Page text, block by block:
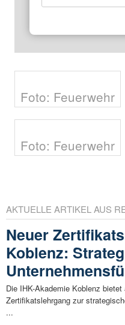
Foto: Feuerwehr
Foto: Feuerwehr
AKTUELLE ARTIKEL AUS
Neuer
Koblenz:
Die IHK-Akademie Koblenz
Zertifikatslehrgang zur
...